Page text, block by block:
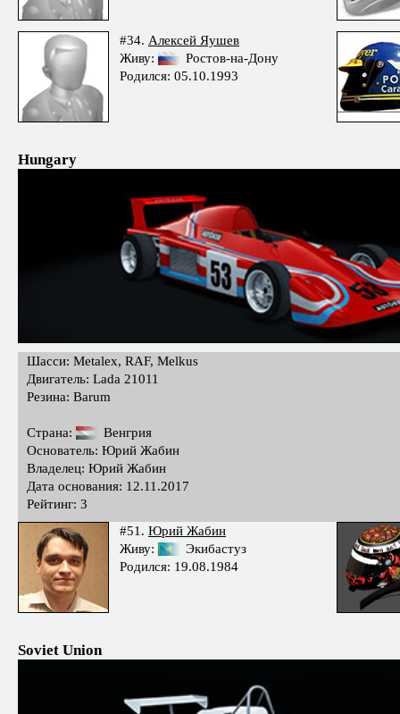
#34. Алексей Яушев
Живу:
Ростов-на-Дону
Родился: 05.10.1993
Hungary
Шасси: Metalex, RAF, Melkus
Двигатель: Lada 21011
Резина: Barum
Страна:
Венгрия
Основатель: Юрий Жабин
Владелец: Юрий Жабин
Дата основания: 12.11.2017
Рейтинг: 3
#51. Юрий Жабин
Живу:
Экибастуз
Родился: 19.08.1984
Soviet Union